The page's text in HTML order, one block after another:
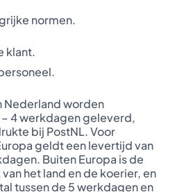
normen.
klant.
Nederland worden
– 4 werkdagen geleverd,
bij PostNL. Voor
geldt een levertijd van
Buiten Europa is de
het land en de koerier, en
tussen de 5 werkdagen en